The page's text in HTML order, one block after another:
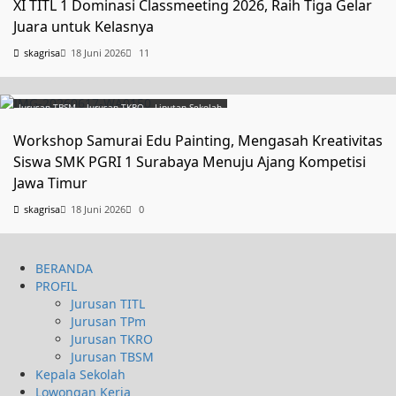
XI TITL 1 Dominasi Classmeeting 2026, Raih Tiga Gelar
Juara untuk Kelasnya
skagrisa 18 Juni 2026 11
Jurusan TBSM Jurusan TKRO Liputan Sekolah
Workshop Samurai Edu Painting, Mengasah Kreativitas
Siswa SMK PGRI 1 Surabaya Menuju Ajang Kompetisi
Jawa Timur
skagrisa 18 Juni 2026 0
BERANDA
PROFIL
Jurusan TITL
Jurusan TPm
Jurusan TKRO
Jurusan TBSM
Kepala Sekolah
Lowongan Kerja